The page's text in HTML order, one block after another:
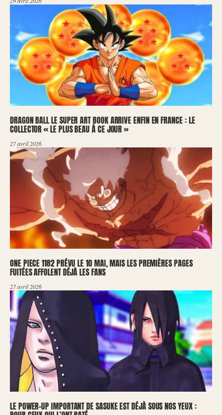
DRAGON BALL LE SUPER ART BOOK ARRIVE ENFIN EN FRANCE : LE
COLLECTOR « LE PLUS BEAU À CE JOUR »
27 avril 2026
ONE PIECE 1182 PRÉVU LE 10 MAI, MAIS LES PREMIÈRES PAGES
FUITÉES AFFOLENT DÉJÀ LES FANS
27 avril 2026
LE POWER-UP IMPORTANT DE SASUKE EST DÉJÀ SOUS NOS YEUX :